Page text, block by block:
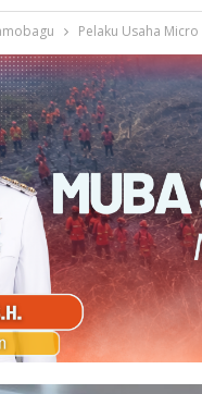
Pelaku Usaha